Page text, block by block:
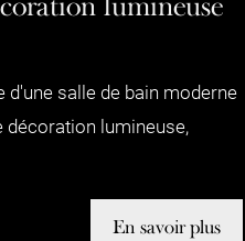
d'une salle de bain moderne
décoration lumineuse,
En savoir plus